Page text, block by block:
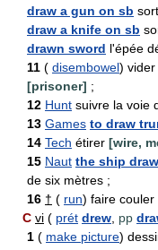
draw a gun on sb
draw a knife on sb
drawn sword l'épée
11 ( disembowel) vider
[prisoner] ;
12 Hunt suivre la voie
13 Games to draw
14 Tech étirer [wire,
15 Naut the ship
de six mètres ;
16 † ( run) faire couler
C vi ( prét drew pp
1 ( make picture)